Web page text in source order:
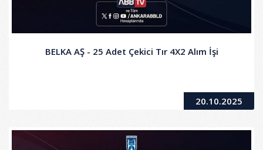
BELKA AŞ - 25 Adet Çekici Tır 4X2 Alım İşi
20.10.2025